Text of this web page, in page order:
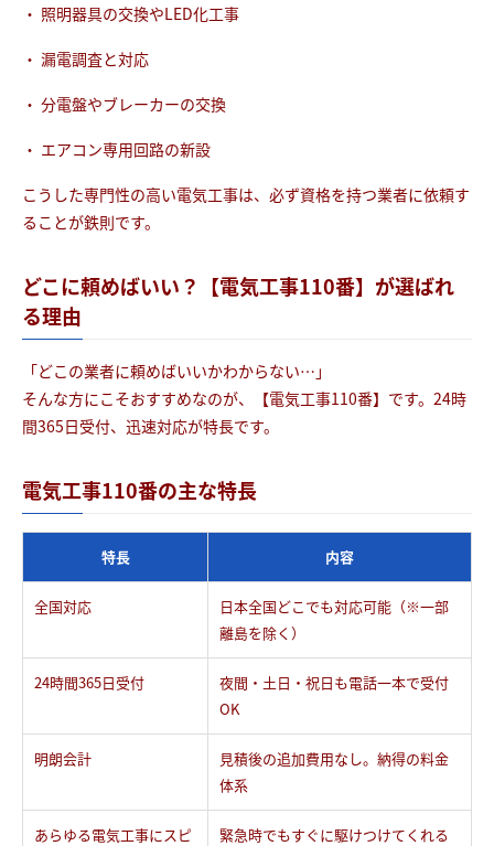
・ 照明器具の交換やLED化工事
・ 漏電調査と対応
・ 分電盤やブレーカーの交換
・ エアコン専用回路の新設
こうした専門性の高い電気工事は、必ず資格を持つ業者に依頼す
ることが鉄則です。
どこに頼めばいい？【電気工事110番】が選ばれ
る理由
「どこの業者に頼めばいいかわからない…」
そんな方にこそおすすめなのが、【電気工事110番】です。24時
間365日受付、迅速対応が特長です。
電気工事110番の主な特長
特長 内容
全国対応
日本全国どこでも対応可能（※一部
離島を除く）
24時間365日受付
夜間・土日・祝日も電話一本で受付
OK
明朗会計
見積後の追加費用なし。納得の料金
体系
あらゆる電気工事にスピ
緊急時でもすぐに駆けつけてくれる